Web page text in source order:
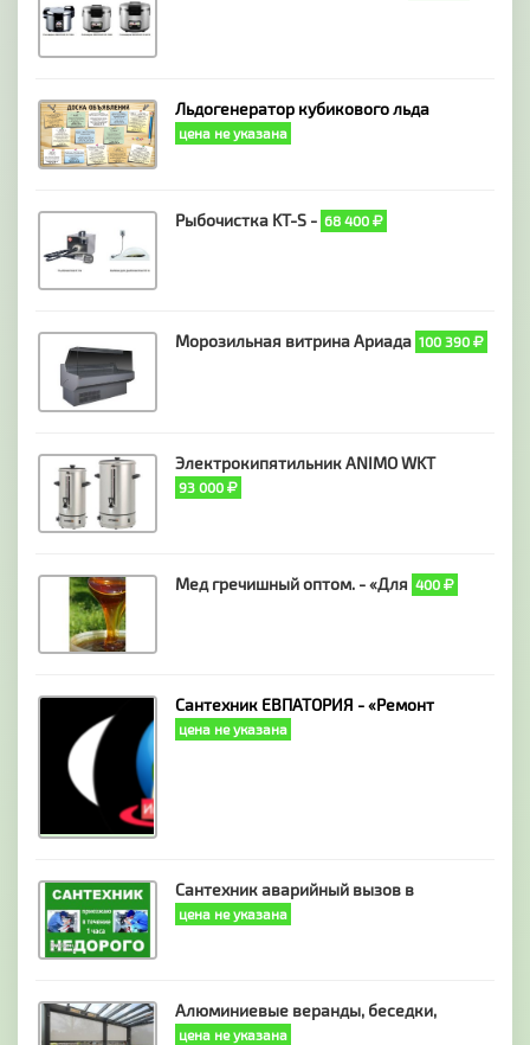
Льдогенератор кубикового льда
цена не указана
Рыбочистка KT-S - 68 400
Морозильная витрина Ариада 100 390
Электрокипятильник ANIMO WKT
93 000
Мед гречишный оптом. - «Для 400
Сантехник ЕВПАТОРИЯ - «Ремонт
цена не указана
Сантехник аварийный вызов в
цена не указана
Алюминиевые веранды, беседки,
цена не указана